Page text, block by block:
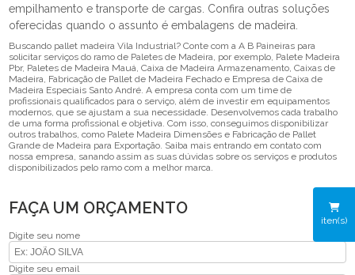
iten(s)
empilhamento e transporte de cargas. Confira outras soluções
oferecidas quando o assunto é embalagens de madeira.
Buscando pallet madeira Vila Industrial? Conte com a A B Paineiras para
solicitar serviços do ramo de Paletes de Madeira, por exemplo, Palete Madeira
Pbr, Paletes de Madeira Mauá, Caixa de Madeira Armazenamento, Caixas de
Madeira, Fabricação de Pallet de Madeira Fechado e Empresa de Caixa de
Madeira Especiais Santo André. A empresa conta com um time de
profissionais qualificados para o serviço, além de investir em equipamentos
modernos, que se ajustam a sua necessidade. Desenvolvemos cada trabalho
de uma forma profissional e objetiva. Com isso, conseguimos disponibilizar
outros trabalhos, como Palete Madeira Dimensões e Fabricação de Pallet
Grande de Madeira para Exportação. Saiba mais entrando em contato com
nossa empresa, sanando assim as suas dúvidas sobre os serviços e produtos
disponibilizados pelo ramo com a melhor marca.
FAÇA UM ORÇAMENTO
Digite seu nome
Digite seu email